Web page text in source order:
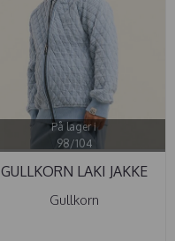
På lager i
98/104
GULLKORN LAKI JAKKE
LYS BLÅ
Gullkorn